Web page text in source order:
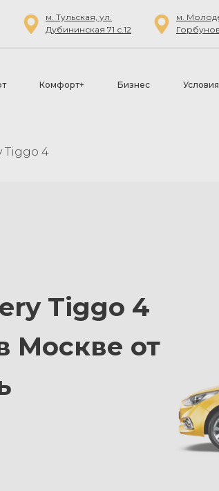
м. Тульская, ул.
Дубининская 71 с.12
м.
Комфорт+ Бизнес Условия
Tiggo 4
Tiggo 4
Москве от